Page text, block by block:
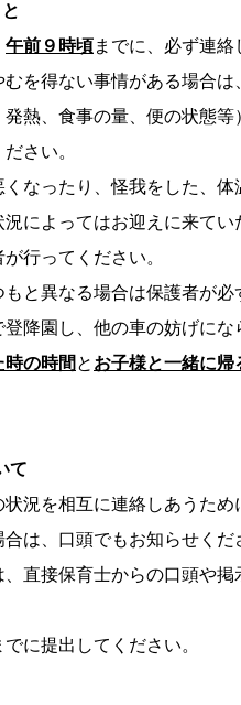
午前９時頃までに、必ず連絡
むを得ない事情がある場合は
熱、食事の量、便の状態等
さい。
なったり、怪我をした、
に よってはお迎えに来てい
行ってください。
もと異なる場合は保護者が必
降園し、他の車の妨げにな
時の時間 と お子様と一緒に帰
て
況を相互に連絡しあうため
は、口頭でもお知らせくだ
直接保育士からの口頭や掲
に提出してください。